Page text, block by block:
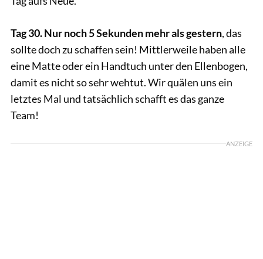
Tag 30. Nur noch 5 Sekunden mehr als gestern, das
sollte doch zu schaffen sein! Mittlerweile haben alle
eine Matte oder ein Handtuch unter den Ellenbogen,
damit es nicht so sehr wehtut. Wir quälen uns ein
letztes Mal und tatsächlich schafft es das ganze
Team!
ANZEIGE